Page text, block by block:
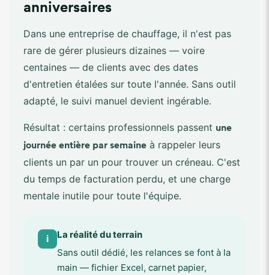
anniversaires
Dans une entreprise de chauffage, il n'est pas
rare de gérer plusieurs dizaines — voire
centaines — de clients avec des dates
d'entretien étalées sur toute l'année. Sans outil
adapté, le suivi manuel devient ingérable.
Résultat : certains professionnels passent une
journée entière par semaine à rappeler leurs
clients un par un pour trouver un créneau. C'est
du temps de facturation perdu, et une charge
mentale inutile pour toute l'équipe.
i
La réalité du terrain
Sans outil dédié, les relances se font à la
main — fichier Excel, carnet papier,